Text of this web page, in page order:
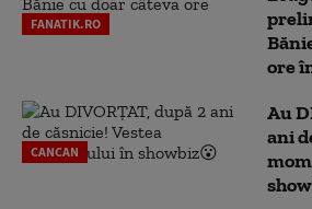
FANATIK.RO
ore
CANCAN
Au
ani